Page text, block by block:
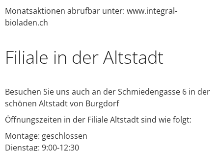
Monatsaktionen abrufbar unter: www.integral-
bioladen.ch
Filiale in der Altstadt
Besuchen Sie uns auch an der Schmiedengasse 6 in der
schönen Altstadt von Burgdorf
Öffnungszeiten in der Filiale Altstadt sind wie folgt:
Montage: geschlossen
Dienstag: 9:00-12:30